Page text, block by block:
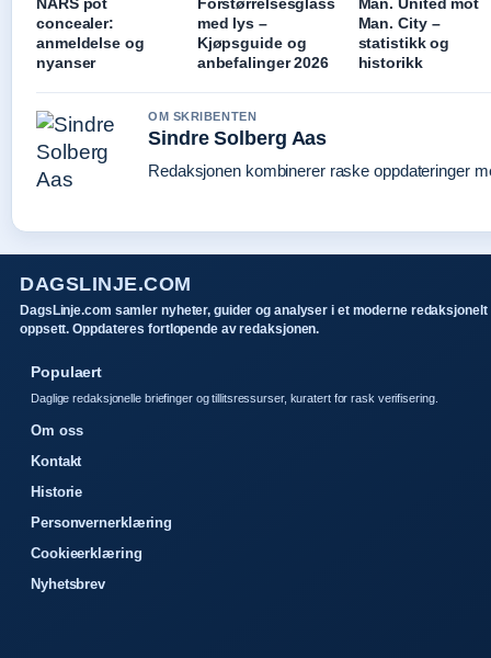
NARS pot
concealer:
anmeldelse og
nyanser
Forstørrelsesglass
med lys –
Kjøpsguide og
anbefalinger 2026
Man. United mot
Man. City –
statistikk og
historikk
OM SKRIBENTEN
Sindre Solberg Aas
Redaksjonen kombinerer raske oppdateringer
DAGSLINJE.COM
DagsLinje.com samler nyheter, guider og analyser i et moderne redaksjonelt
oppsett. Oppdateres fortlopende av redaksjonen.
Populaert
Daglige redaksjonelle briefinger og tillitsressurser, kuratert for rask verifisering.
Om oss
Kontakt
Historie
Personvernerklæring
Cookieerklæring
Nyhetsbrev